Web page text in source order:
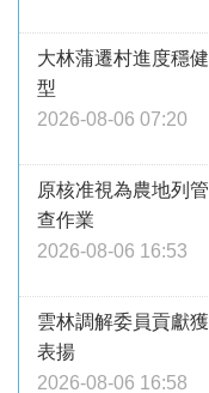
大林蒲遷村進度穩
型
2026-08-06 07:20
原核准視為農地列
查作業
2026-08-06 16:53
雲林調解委員貢獻
表揚
2026-08-06 16:58